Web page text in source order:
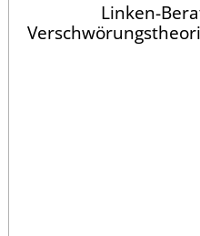
Linken-